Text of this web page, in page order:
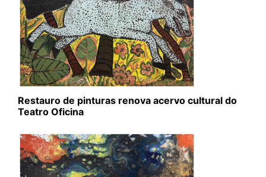
Restauro de pinturas renova acervo cultural do
Teatro Oficina